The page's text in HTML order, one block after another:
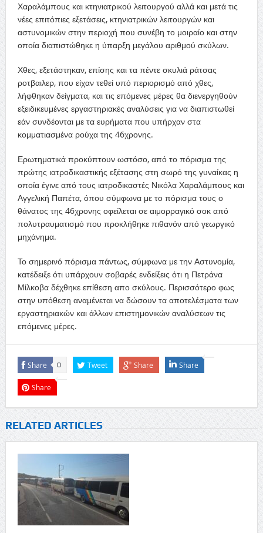
Χαραλάμπους και κτηνιατρικού λειτουργού αλλά και μετά τις
νέες επιτόπιες εξετάσεις, κτηνιατρικών λειτουργών και
αστυνομικών στην περιοχή που συνέβη το μοιραίο και στην
οποία διαπιστώθηκε η ύπαρξη μεγάλου αριθμού σκύλων.
Χθες, εξετάστηκαν, επίσης και τα πέντε σκυλιά ράτσας
ροτβαιλερ, που είχαν τεθεί υπό περιορισμό από χθες,
λήφθηκαν δείγματα, και τις επόμενες μέρες θα διενεργηθούν
εξειδικευμένες εργαστηριακές αναλύσεις για να διαπιστωθεί
εάν συνδέονται με τα ευρήματα που υπήρχαν στα
κομματιασμένα ρούχα της 46χρονης.
Ερωτηματικά προκύπτουν ωστόσο, από το πόρισμα της
πρώτης ιατροδικαστικής εξέτασης στη σωρό της γυναίκας η
οποία έγινε από τους ιατροδικαστές Νικόλα Χαραλάμπους και
Αγγελική Παπέτα, όπου σύμφωνα με το πόρισμα τους ο
θάνατος της 46χρονης οφείλεται σε αιμορραγικό σοκ από
πολυτραυματισμό που προκλήθηκε πιθανόν από γεωργικό
μηχάνημα.
Το σημερινό πόρισμα πάντως, σύμφωνα με την Αστυνομία,
κατέδειξε ότι υπάρχουν σοβαρές ενδείξεις ότι η Πετράνα
Μίλκοβα δέχθηκε επίθεση απο σκύλους. Περισσότερο φως
στην υπόθεση αναμένεται να δώσουν τα αποτελέσματα των
εργαστηριακών και άλλων επιστημονικών αναλύσεων τις
επόμενες μέρες.
Share 0 Tweet Share Share
Share
RELATED ARTICLES